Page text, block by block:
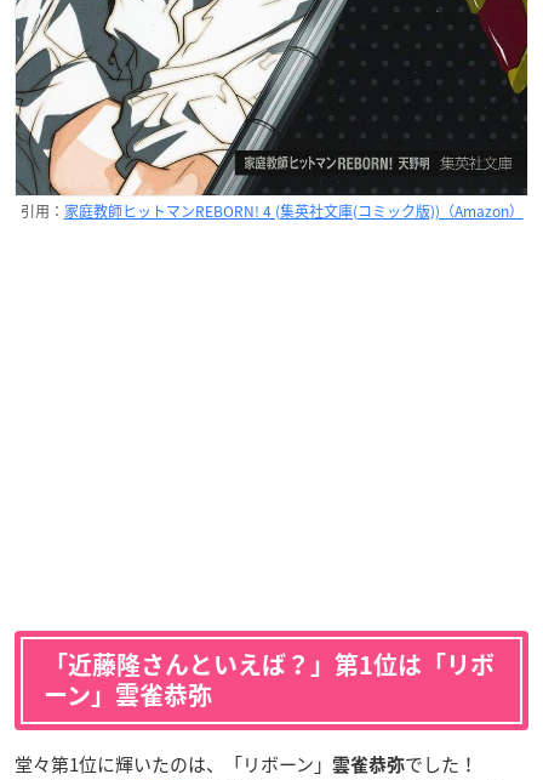
引用： 家庭教師ヒットマンREBORN! 4 (集英社文庫(コミック版))（Amazon）
「近藤隆さんといえば？」第1位は「リボ
ーン」雲雀恭弥
堂々第1位に輝いたのは、「リボーン」 雲雀恭弥でした！